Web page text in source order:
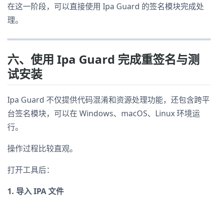
在这一阶段，可以直接使用 Ipa Guard 的签名模块完成处
理。
六、使用 Ipa Guard 完成重签名与测
试安装
Ipa Guard 不仅提供代码混淆和资源处理功能，还包含跨平
台签名模块，可以在 Windows、macOS、Linux 环境运
行。
操作过程比较直观。
打开工具后：
1. 导入 IPA 文件